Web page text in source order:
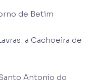
de Betim
a Cachoeira de
Antonio do